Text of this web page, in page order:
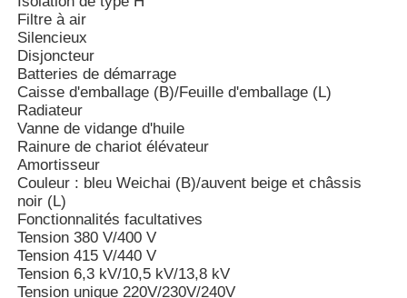
Filtre à air
Silencieux
Disjoncteur
Batteries de démarrage
Caisse d'emballage (B)/Feuille d'emballage (L)
Radiateur
Vanne de vidange d'huile
Rainure de chariot élévateur
Amortisseur
Couleur : bleu Weichai (B)/auvent beige et châssis
noir (L)
Fonctionnalités facultatives
Tension 380 V/400 V
Tension 415 V/440 V
Tension 6,3 kV/10,5 kV/13,8 kV
Tension unique 220V/230V/240V